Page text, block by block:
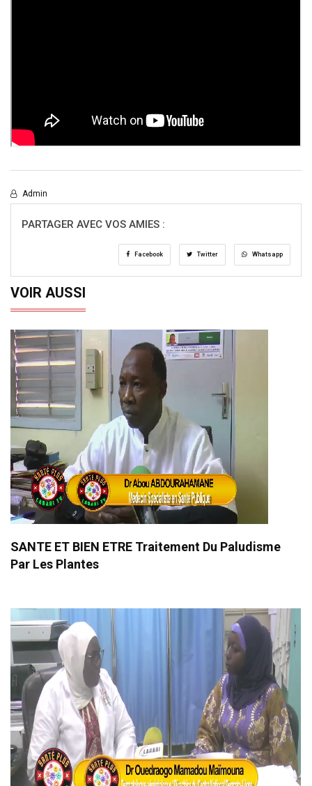
Admin
PARTAGER AVEC VOS AMIES :
Facebook Twitter Whatsapp
VOIR AUSSI
SANTE ET BIEN ETRE Traitement Du Paludisme
Par Les Plantes